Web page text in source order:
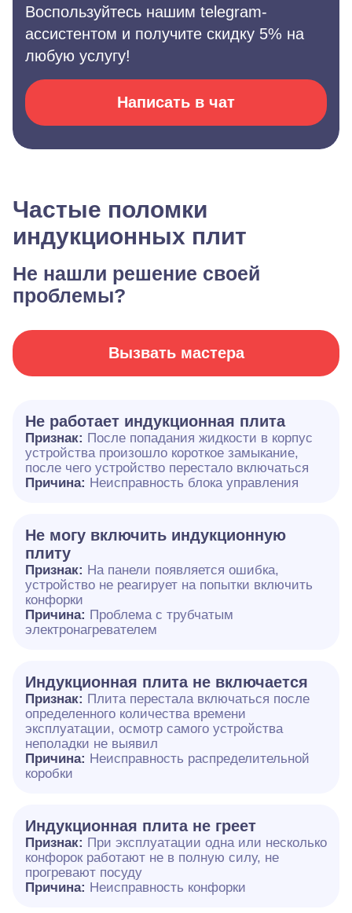
Воспользуйтесь нашим telegram-
ассистентом и получите скидку 5% на
любую услугу!
Написать в чат
Частые поломки
индукционных плит
Не нашли решение своей
проблемы?
Вызвать мастера
Не работает индукционная плита
Признак: После попадания жидкости в корпус
устройства произошло короткое замыкание,
после чего устройство перестало включаться
Причина: Неисправность блока управления
Не могу включить индукционную
плиту
Признак: На панели появляется ошибка,
устройство не реагирует на попытки включить
конфорки
Причина: Проблема с трубчатым
электронагревателем
Индукционная плита не включается
Признак: Плита перестала включаться после
определенного количества времени
эксплуатации, осмотр самого устройства
неполадки не выявил
Причина: Неисправность распределительной
коробки
Индукционная плита не греет
Признак: При эксплуатации одна или несколько
конфорок работают не в полную силу, не
прогревают посуду
Причина: Неисправность конфорки